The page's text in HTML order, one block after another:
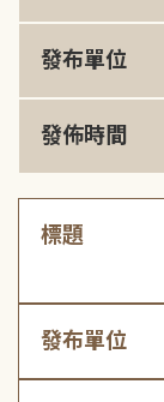
發布單位
發佈時間
標題
發布單位